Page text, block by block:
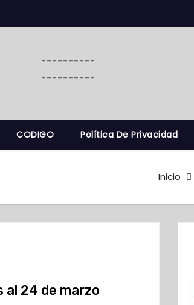
----------
----------
CODIGO Política De Privacidad
Inicio
al 24 de marzo